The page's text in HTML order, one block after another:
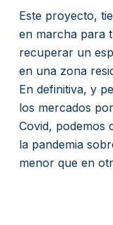
Este proyecto,
en marcha para
recuperar un
en una zona
En definitiva, y
los mercados
Covid, podemos
la pandemia
menor que en